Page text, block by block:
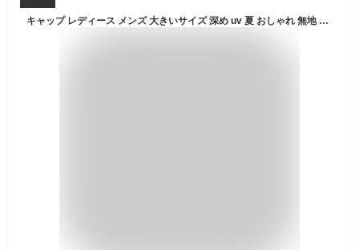
キャップ レディース メンズ 大きいサイズ 深め uv 夏 おしゃれ 無地 メッシュ 麦わら 帽子 大きめ 麦わら帽子 ストロー メッシュキャップ 春夏 ランニング キッズ ブランド コットン フリーサイズ